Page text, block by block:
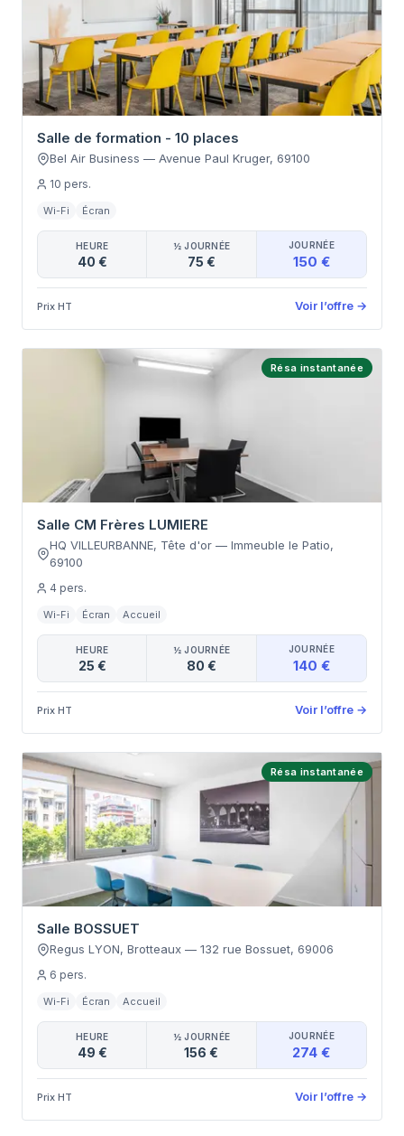
Salle de formation - 10 places
Bel Air Business — Avenue Paul Kruger, 69100
10 pers.
Wi-Fi Écran
HEURE
40 €
½ JOURNÉE
75 €
JOURNÉE
150 €
Prix HT Voir l’offre →
Résa instantanée
Salle CM Frères LUMIERE
HQ VILLEURBANNE, Tête d'or — Immeuble le Patio,
69100
4 pers.
Wi-Fi Écran Accueil
HEURE
25 €
½ JOURNÉE
80 €
JOURNÉE
140 €
Prix HT Voir l’offre →
Résa instantanée
Salle BOSSUET
Regus LYON, Brotteaux — 132 rue Bossuet, 69006
6 pers.
Wi-Fi Écran Accueil
HEURE
49 €
½ JOURNÉE
156 €
JOURNÉE
274 €
Prix HT Voir l’offre →